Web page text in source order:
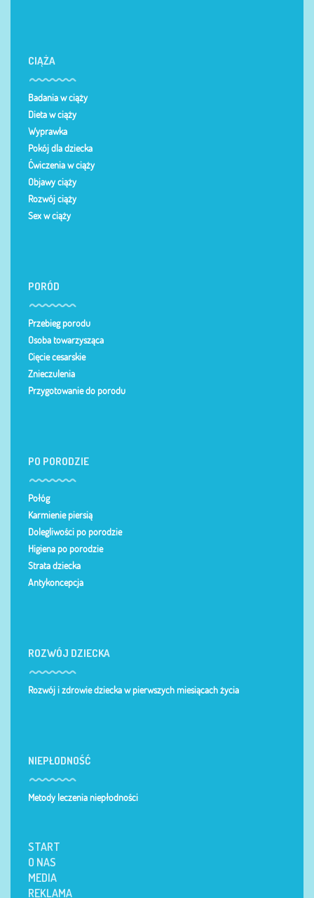
CIĄŻA
Badania w ciąży
Dieta w ciąży
Wyprawka
Pokój dla dziecka
Ćwiczenia w ciąży
Objawy ciąży
Rozwój ciąży
Sex w ciąży
PORÓD
Przebieg porodu
Osoba towarzysząca
Cięcie cesarskie
Znieczulenia
Przygotowanie do porodu
PO PORODZIE
Połóg
Karmienie piersią
Dolegliwości po porodzie
Higiena po porodzie
Strata dziecka
Antykoncepcja
ROZWÓJ DZIECKA
Rozwój i zdrowie dziecka w pierwszych miesiącach życia
NIEPŁODNOŚĆ
Metody leczenia niepłodności
START
O NAS
MEDIA
REKLAMA